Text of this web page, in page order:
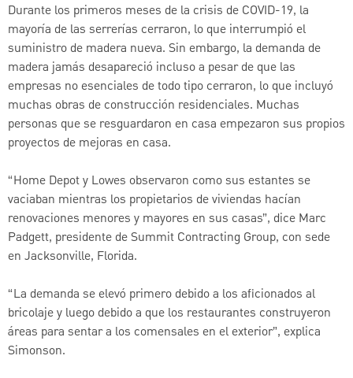
Durante los primeros meses de la crisis de COVID-19, la
mayoría de las serrerías cerraron, lo que interrumpió el
suministro de madera nueva. Sin embargo, la demanda de
madera jamás desapareció incluso a pesar de que las
empresas no esenciales de todo tipo cerraron, lo que incluyó
muchas obras de construcción residenciales. Muchas
personas que se resguardaron en casa empezaron sus propios
proyectos de mejoras en casa.
“Home Depot y Lowes observaron como sus estantes se
vaciaban mientras los propietarios de viviendas hacían
renovaciones menores y mayores en sus casas”, dice Marc
Padgett, presidente de Summit Contracting Group, con sede
en Jacksonville, Florida.
“La demanda se elevó primero debido a los aficionados al
bricolaje y luego debido a que los restaurantes construyeron
áreas para sentar a los comensales en el exterior”, explica
Simonson.